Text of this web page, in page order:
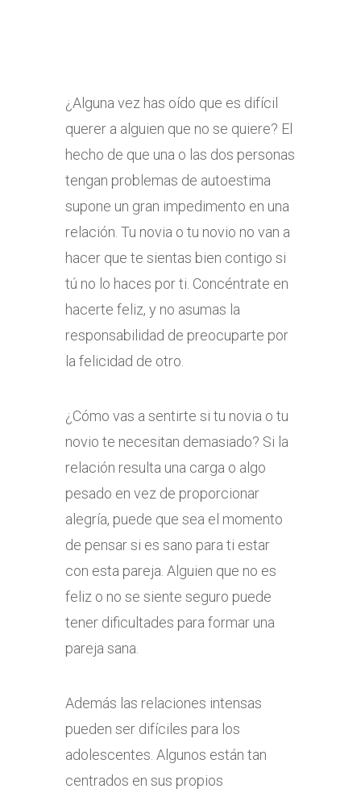
¿Alguna vez has oído que es difícil
querer a alguien que no se quiere? El
hecho de que una o las dos personas
tengan problemas de autoestima
supone un gran impedimento en una
relación. Tu novia o tu novio no van a
hacer que te sientas bien contigo si
tú no lo haces por ti. Concéntrate en
hacerte feliz, y no asumas la
responsabilidad de preocuparte por
la felicidad de otro.
¿Cómo vas a sentirte si tu novia o tu
novio te necesitan demasiado? Si la
relación resulta una carga o algo
pesado en vez de proporcionar
alegría, puede que sea el momento
de pensar si es sano para ti estar
con esta pareja. Alguien que no es
feliz o no se siente seguro puede
tener dificultades para formar una
pareja sana.
Además las relaciones intensas
pueden ser difíciles para los
adolescentes. Algunos están tan
centrados en sus propios